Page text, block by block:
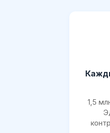
1,5